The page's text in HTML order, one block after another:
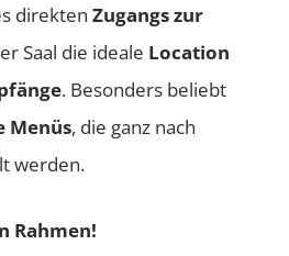
direkten Zugangs zur
Saal die ideale Location
. Besonders beliebt
Menüs, die ganz nach
werden.
Rahmen!